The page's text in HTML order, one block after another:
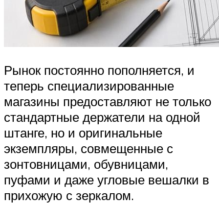
Рынок постоянно пополняется, и
теперь специализированные
магазины предоставляют не только
стандартные держатели на одной
штанге, но и оригинальные
экземпляры, совмещенные с
зонтовницами, обувницами,
пуфами и даже угловые вешалки в
прихожую с зеркалом.